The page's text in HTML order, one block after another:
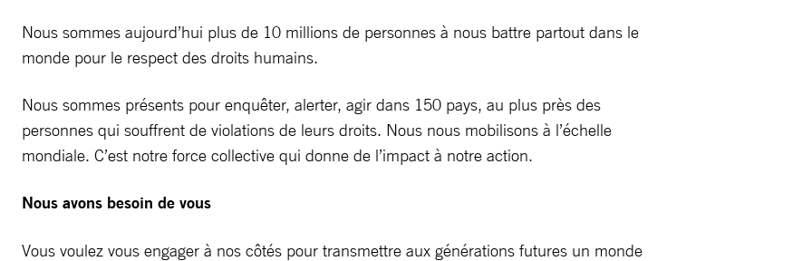
Nous sommes aujourd’hui plus de 10 millions de personnes à nous battre partout dans le
monde pour le respect des droits humains.
Nous sommes présents pour enquêter, alerter, agir dans 150 pays, au plus près des
personnes qui souffrent de violations de leurs droits. Nous nous mobilisons à l’échelle
mondiale. C’est notre force collective qui donne de l’impact à notre action.
Nous avons besoin de vous
Vous voulez vous engager à nos côtés pour transmettre aux générations futures un monde